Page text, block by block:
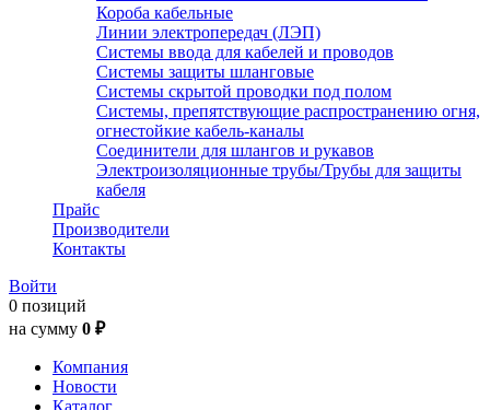
Короба кабельные
Линии электропередач (ЛЭП)
Системы ввода для кабелей и проводов
Системы защиты шланговые
Системы скрытой проводки под полом
Системы, препятствующие распространению огня,
огнестойкие кабель-каналы
Соединители для шлангов и рукавов
Электроизоляционные трубы/Трубы для защиты
кабеля
Прайс
Производители
Контакты
Войти
0 позиций
на сумму 0 ₽
Компания
Новости
Каталог